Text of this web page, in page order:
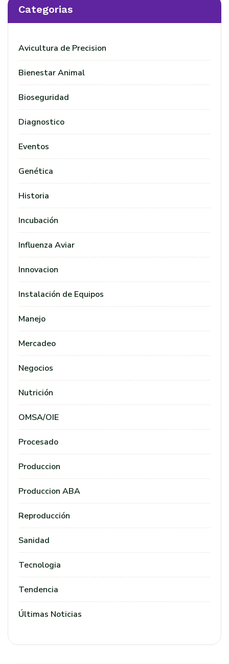
Categorias
Avicultura de Precision
Bienestar Animal
Bioseguridad
Diagnostico
Eventos
Genética
Historia
Incubación
Influenza Aviar
Innovacion
Instalación de Equipos
Manejo
Mercadeo
Negocios
Nutrición
OMSA/OIE
Procesado
Produccion
Produccion ABA
Reproducción
Sanidad
Tecnologia
Tendencia
Últimas Noticias